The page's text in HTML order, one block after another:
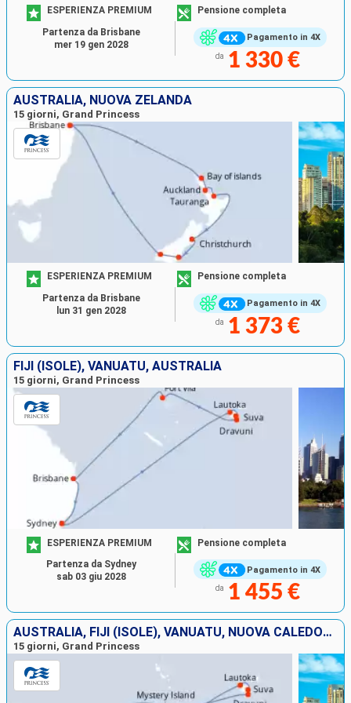
Pagamento in 4X
ESPERIENZA PREMIUM Pensione completa
da 1 330 €
Partenza da Brisbane
mer 19 gen 2028
AUSTRALIA, NUOVA ZELANDA
15 giorni, Grand Princess
Pagamento in 4X
ESPERIENZA PREMIUM Pensione completa
da 1 373 €
Partenza da Brisbane
lun 31 gen 2028
FIJI (ISOLE), VANUATU, AUSTRALIA
15 giorni, Grand Princess
Pagamento in 4X
ESPERIENZA PREMIUM Pensione completa
da 1 455 €
Partenza da Sydney
sab 03 giu 2028
AUSTRALIA, FIJI (ISOLE), VANUATU, NUOVA CALEDONIA
15 giorni, Grand Princess